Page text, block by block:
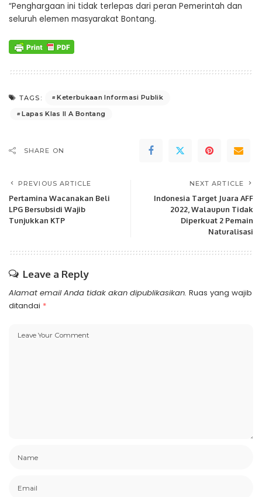
“Penghargaan ini tidak terlepas dari peran Pemerintah dan
seluruh elemen masyarakat Bontang.
TAGS:
Keterbukaan Informasi Publik
Lapas Klas II A Bontang
SHARE ON
PREVIOUS ARTICLE
Pertamina Wacanakan Beli
LPG Bersubsidi Wajib
Tunjukkan KTP
NEXT ARTICLE
Indonesia Target Juara AFF
2022, Walaupun Tidak
Diperkuat 2 Pemain
Naturalisasi
Leave a Reply
Alamat email Anda tidak akan dipublikasikan. Ruas yang wajib
ditandai *